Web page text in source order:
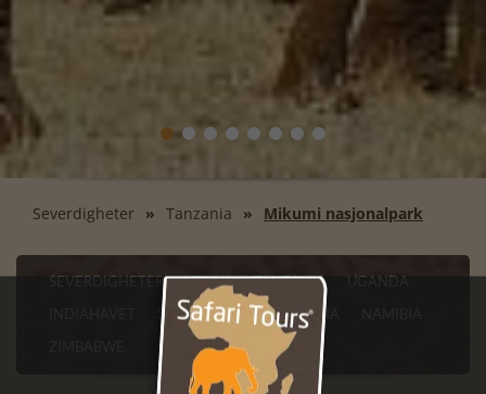
Severdigheter Tanzania Mikumi nasjonalpark
SEVERDIGHETER KENYA TANZANIA
UGANDA
SØR-AFRIKA BOTSWANA